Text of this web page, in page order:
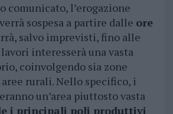
comunicato, l’erogazione
sospesa a partire dalle ore
salvo imprevisti, fino alle
interesserà una vasta
coinvolgendo sia zone
rurali. Nello specifico, i
un’area piuttosto vasta
i principali poli produttivi